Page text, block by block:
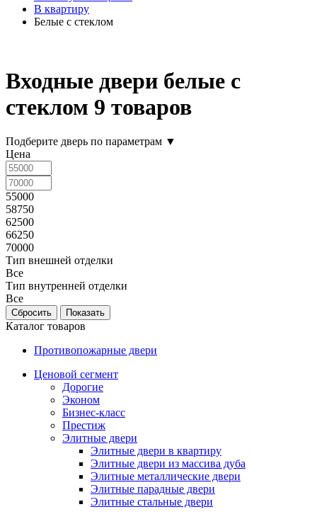
В квартиру
Белые с стеклом
Входные двери белые с
стеклом 9 товаров
Подберите дверь по параметрам ▼
Цена
55000
58750
62500
66250
70000
Тип внешней отделки
Все
Тип внутренней отделки
Все
Каталог товаров
Противопожарные двери
Ценовой сегмент
Дорогие
Эконом
Бизнес-класс
Престиж
Элитные двери
Элитные двери в квартиру
Элитные двери из массива дуба
Элитные металлические двери
Элитные парадные двери
Элитные стальные двери